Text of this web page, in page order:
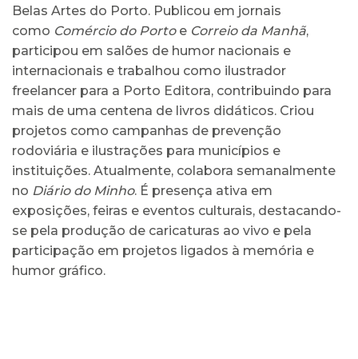
Belas Artes do Porto. Publicou em jornais
como Comércio do Portoe Correio da Manhã,
participou em salões de humor nacionais e
internacionais e trabalhou como ilustrador
freelancer para a Porto Editora, contribuindo para
mais de uma centena de livros didáticos. Criou
projetos como campanhas de prevenção
rodoviária e ilustrações para municípios e
instituições. Atualmente, colabora semanalmente
no Diário do Minho. É presença ativa em
exposições, feiras e eventos culturais, destacando-
se pela produção de caricaturas ao vivo e pela
participação em projetos ligados à memória e
humor gráfico.